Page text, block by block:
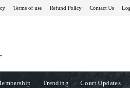
Terms of use Refund Policy Contact Us
Trending Court Updates